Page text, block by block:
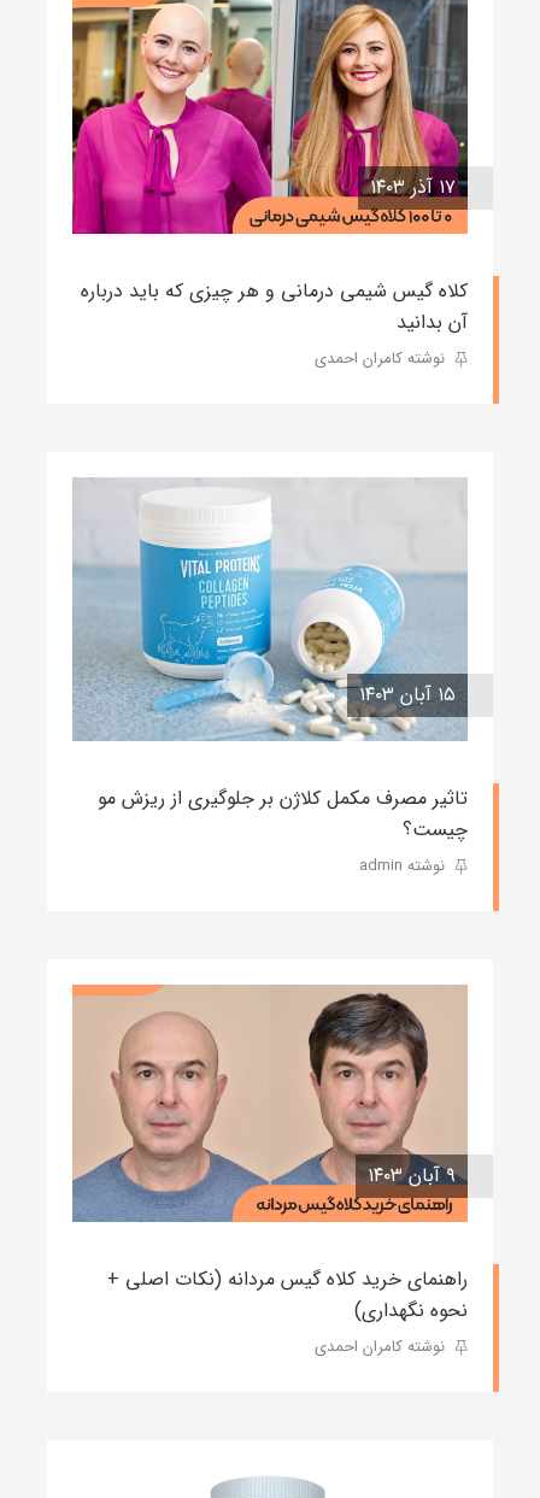
۱۷ آذر ۱۴۰۳
کلاه گیس شیمی درمانی و هر چیزی که باید درباره
آن بدانید
نوشته کامران احمدی
۱۵ آبان ۱۴۰۳
تاثیر مصرف مکمل کلاژن بر جلوگیری از ریزش مو
چیست؟
نوشته admin
۹ آبان ۱۴۰۳
راهنمای خرید کلاه گیس مردانه (نکات اصلی +
نحوه نگهداری)
نوشته کامران احمدی